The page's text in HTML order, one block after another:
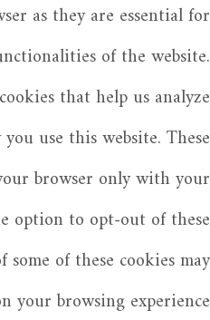
as they are essential for
of the website.
that help us analyze
use this website. These
browser only with your
option to opt-out of these
of these cookies may
your browsing experience.